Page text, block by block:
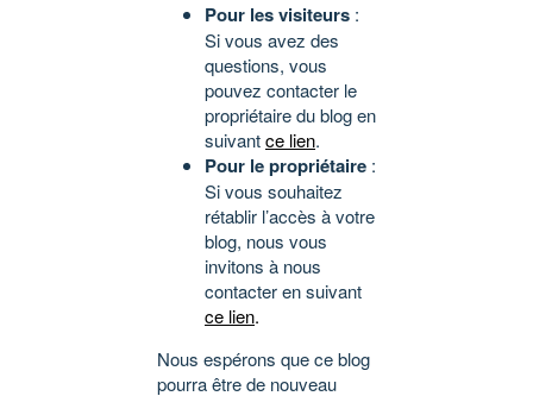
Pour les visiteurs :
Si vous avez des
questions, vous
pouvez contacter le
propriétaire du blog en
suivantce lien.
Pour le propriétaire :
Si vous souhaitez
rétablir l’accès à votre
blog, nous vous
invitons à nous
contacter en suivant
ce lien.
Nous espérons que ce blog
pourra être de nouveau